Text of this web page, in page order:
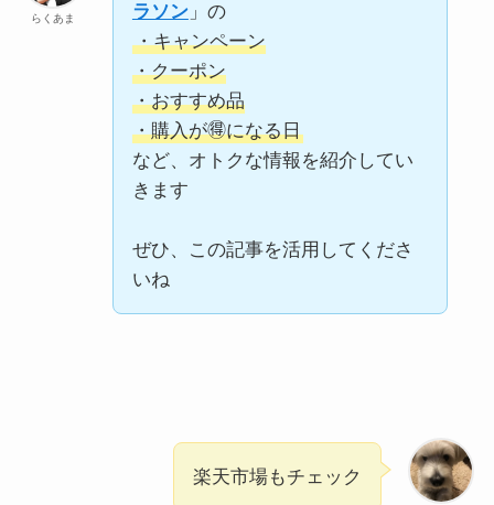
らくあま
ラソン」の
・キャンペーン
・クーポン
・おすすめ品
・購入が🉐になる日
など、オトクな情報を紹介してい
きます
ぜひ、この記事を活用してくださ
いね
楽天市場もチェック